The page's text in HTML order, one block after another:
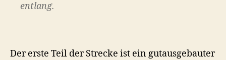
entlang.
Der erste Teil der Strecke ist ein gutausgebauter